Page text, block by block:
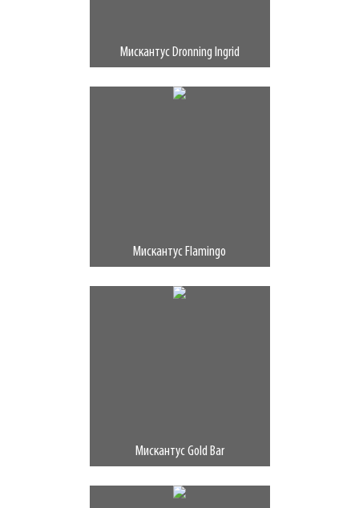
Мискантус Dronning Ingrid
Мискантус Flamingo
Мискантус Gold Bar